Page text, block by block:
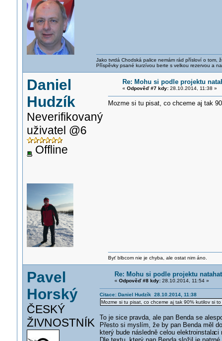
Jako tvrdá Chodská palice nemám rád přísloví o tom,
Příspěvky psané kurzívou berte s velkou rezervou a
Daniel
Hudzík
Neverifikovaný
uživatel @6
Offline
Re: Mohu si podle projektu
« Odpověď #7 kdy:28.10.2014, 11:38 »
Mozme si tu pisat, co chceme aj tak
Byť blbcom nie je chyba, ale ostat nim áno.
Pavel
Horský
ČESKÝ
ŽIVNOSTNÍK
Re: Mohu si podle projektu
« Odpověď #8 kdy:28.10.2014, 11:54 »
Citace: Daniel Hudzík 28.10.2014, 11:38
Mozme si tu pisat, co chceme aj tak 90% kutilov si
To je sice pravda, ale pan Benda se
Přesto si myslím, že by pan Benda měl
který bude následně celou elektroinstalaci